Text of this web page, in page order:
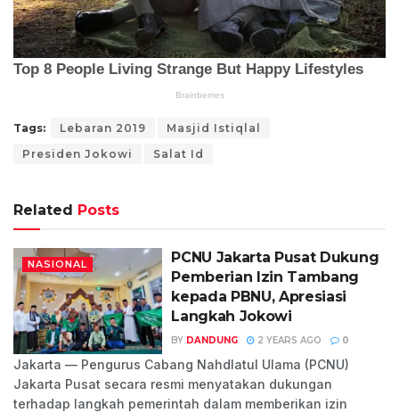
Tags: Lebaran 2019
Masjid Istiqlal
Presiden Jokowi
Salat Id
Related Posts
NASIONAL
PCNU Jakarta Pusat Dukung
Pemberian Izin Tambang
kepada PBNU, Apresiasi
Langkah Jokowi
BY DANDUNG 2 YEARS AGO 0
Jakarta — Pengurus Cabang Nahdlatul Ulama (PCNU)
Jakarta Pusat secara resmi menyatakan dukungan
terhadap langkah pemerintah dalam memberikan izin